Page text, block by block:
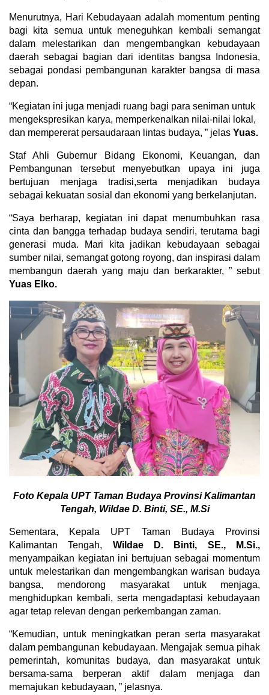
Menurutnya, Hari Kebudayaan adalah momentum penting
bagi kita semua untuk meneguhkan kembali semangat
dalam melestarikan dan mengembangkan kebudayaan
daerah sebagai bagian dari identitas bangsa Indonesia,
sebagai pondasi pembangunan karakter bangsa di masa
depan.
“Kegiatan ini juga menjadi ruang bagi para seniman untuk
mengekspresikan karya, memperkenalkan nilai-nilai lokal,
dan mempererat persaudaraan lintas budaya, ” jelas Yuas.
Staf Ahli Gubernur Bidang Ekonomi, Keuangan, dan
Pembangunan tersebut menyebutkan upaya ini juga
bertujuan menjaga tradisi,serta menjadikan budaya
sebagai kekuatan sosial dan ekonomi yang berkelanjutan.
“Saya berharap, kegiatan ini dapat menumbuhkan rasa
cinta dan bangga terhadap budaya sendiri, terutama bagi
generasi muda. Mari kita jadikan kebudayaan sebagai
sumber nilai, semangat gotong royong, dan inspirasi dalam
membangun daerah yang maju dan berkarakter, ” sebut
Yuas Elko.
Foto Kepala UPT Taman Budaya Provinsi Kalimantan
Tengah, Wildae D. Binti, SE., M.Si
Sementara, Kepala UPT Taman Budaya Provinsi
Kalimantan Tengah, Wildae D. Binti, SE., M.Si.,
menyampaikan kegiatan ini bertujuan sebagai momentum
untuk melestarikan dan mengembangkan warisan budaya
bangsa, mendorong masyarakat untuk menjaga,
menghidupkan kembali, serta mengadaptasi kebudayaan
agar tetap relevan dengan perkembangan zaman.
“Kemudian, untuk meningkatkan peran serta masyarakat
dalam pembangunan kebudayaan. Mengajak semua pihak
pemerintah, komunitas budaya, dan masyarakat untuk
bersama-sama berperan aktif dalam menjaga dan
memajukan kebudayaan, ” jelasnya.